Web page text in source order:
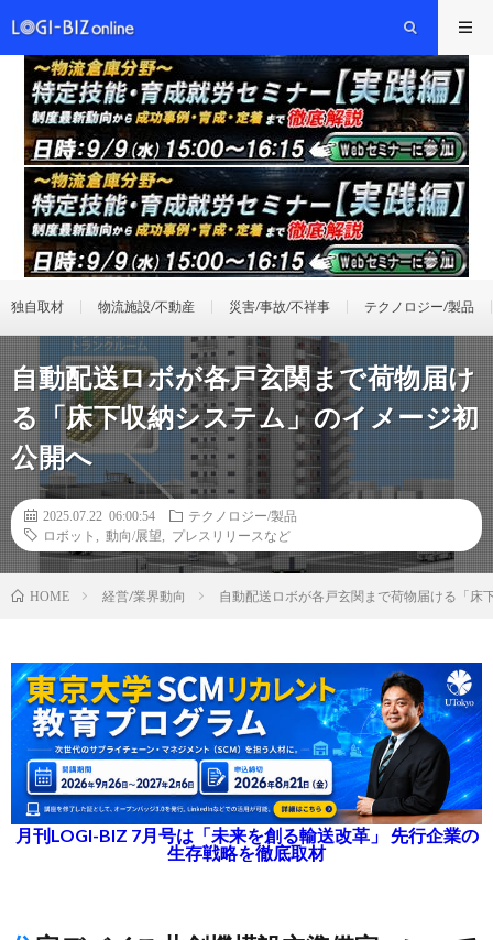
独自取材 物流施設/不動産 災害/事故/不祥事 テクノロジー/製品
自動配送ロボが各戸玄関まで荷物届け
る「床下収納システム」のイメージ初
公開へ
2025.07.22 06:00:54
テクノロジー/製品
ロボット
動向/展望 プレスリリースなど
HOME 経営/業界動向 自動配送ロボが各戸玄関まで荷物届ける「床
月刊LOGI-BIZ 7月号は「未来を創る輸送改革」 先行企業の
生存戦略を徹底取材